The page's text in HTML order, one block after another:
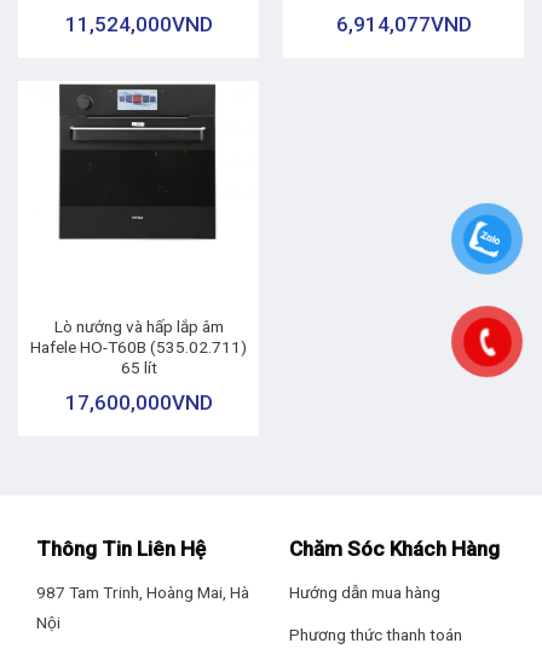
11,524,000VND 6,914,077VND
Lò nướng và hấp lắp âm
Hafele HO-T60B (535.02.711)
65 lít
17,600,000VND
Thông Tin Liên Hệ
987 Tam Trinh, Hoàng Mai, Hà
Nội
Chăm Sóc Khách Hàng
Hướng dẫn mua hàng
Phương thức thanh toán